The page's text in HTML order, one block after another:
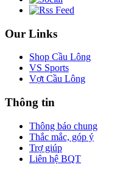
Our Links
Shop Cầu Lông
VS Sports
Vợt Cầu Lông
Thông tin
Thông báo chung
Thắc mắc, góp ý
Trợ giúp
Liên hệ BQT